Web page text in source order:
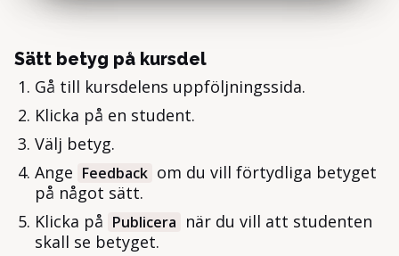
Sätt betyg på kursdel
Gå till kursdelens uppföljningssida.
Klicka på en student.
Välj betyg.
Ange Feedback om du vill förtydliga betyget
på något sätt.
Klicka på Publicera när du vill att studenten
skall se betyget.